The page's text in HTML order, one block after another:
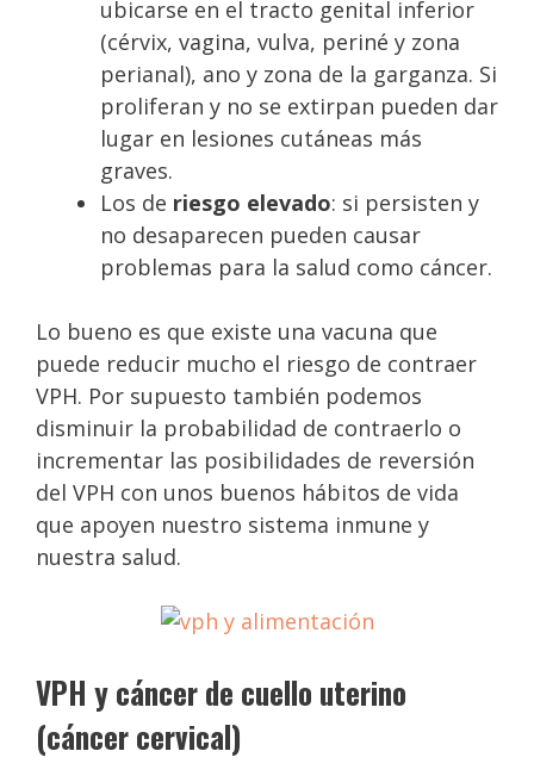
ubicarse en el tracto genital inferior
(cérvix, vagina, vulva, periné y zona
perianal), ano y zona de la garganza. Si
proliferan y no se extirpan pueden dar
lugar en lesiones cutáneas más
graves.
Los de riesgo elevado: si persisten y
no desaparecen pueden causar
problemas para la salud como cáncer.
Lo bueno es que existe una vacuna que
puede reducir mucho el riesgo de contraer
VPH. Por supuesto también podemos
disminuir la probabilidad de contraerlo o
incrementar las posibilidades de reversión
del VPH con unos buenos hábitos de vida
que apoyen nuestro sistema inmune y
nuestra salud.
VPH y cáncer de cuello uterino
(cáncer cervical)